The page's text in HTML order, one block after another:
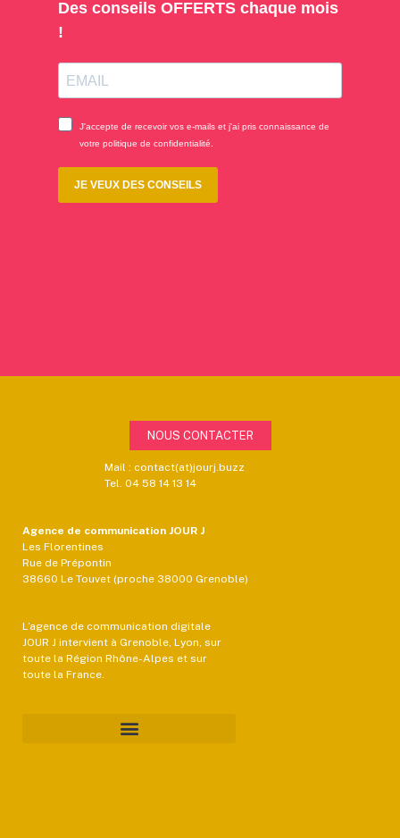
NOUS CONTACTER
Mail : contact(at)jourj.buzz
Tel. 04 58 14 13 14
Agence de communication JOUR J
Les Florentines
Rue de Prépontin
38660 Le Touvet (proche 38000 Grenoble)
L’agence de communication digitale
JOUR J intervient à Grenoble, Lyon, sur
toute la Région Rhône-Alpes et sur
toute la France.